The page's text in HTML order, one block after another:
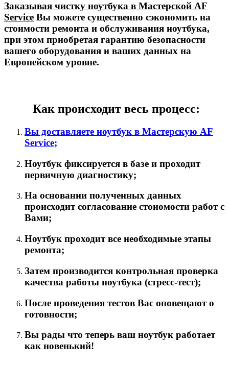
Заказывая чистку ноутбука в Мастерской AF
Service Вы можете существенно сэкономить на
стоимости ремонта и обслуживания ноутбука,
при этом приобретая гарантию безопасности
вашего оборудования и ваших данных на
Европейском уровне.
Как происходит весь процесс:
Вы доставляете ноутбук в Мастерскую AF
Service;
Ноутбук фиксируется в базе и проходит
первичную диагностику;
На основании полученных данных
происходит согласование стоиомости работ с
Вами;
Ноутбук проходит все необходимые этапы
ремонта;
Затем производится контрольная проверка
качества работы ноутбука (стресс-тест);
После проведения тестов Вас оповещают о
готовности;
Вы рады что теперь ваш ноутбук работает
как новенький!